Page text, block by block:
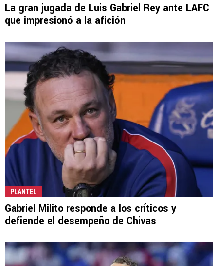
La gran jugada de Luis Gabriel Rey ante LAFC
que impresionó a la afición
PLANTEL
Gabriel Milito responde a los críticos y
defiende el desempeño de Chivas